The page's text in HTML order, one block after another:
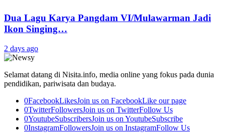
Dua Lagu Karya Pangdam VI/Mulawarman Jadi
Ikon Singing…
2 days ago
Selamat datang di Nisita.info, media online yang fokus pada dunia
pendidikan, pariwisata dan budaya.
0FacebookLikesJoin us on FacebookLike our page
0TwitterFollowersJoin us on TwitterFollow Us
0YoutubeSubscribersJoin us on YoutubeSubscribe
0InstagramFollowersJoin us on InstagramFollow Us